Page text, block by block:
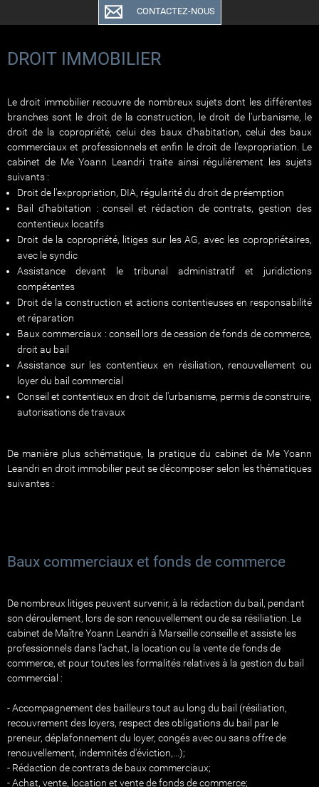
CONTACTEZ-NOUS
DROIT IMMOBILIER
Le droit immobilier recouvre de nombreux sujets dont les différentes
branches sont le droit de la construction, le droit de l'urbanisme, le
droit de la copropriété, celui des baux d'habitation, celui des baux
commerciaux et professionnels et enfin le droit de l'expropriation. Le
cabinet de Me Yoann Leandri traite ainsi régulièrement les sujets
suivants :
Droit de l'expropriation, DIA, régularité du droit de préemption
Bail d'habitation : conseil et rédaction de contrats, gestion des
contentieux locatifs
Droit de la copropriété, litiges sur les AG, avec les copropriétaires,
avec le syndic
Assistance devant le tribunal administratif et juridictions
compétentes
Droit de la construction et actions contentieuses en responsabilité
et réparation
Baux commerciaux : conseil lors de cession de fonds de commerce,
droit au bail
Assistance sur les contentieux en résiliation, renouvellement ou
loyer du bail commercial
Conseil et contentieux en droit de l'urbanisme, permis de construire,
autorisations de travaux
De manière plus schématique, la pratique du cabinet de Me Yoann
Leandri en droit immobilier peut se décomposer selon les thématiques
suivantes :
Baux commerciaux et fonds de commerce
De nombreux litiges peuvent survenir, à la rédaction du bail, pendant
son déroulement, lors de son renouvellement ou de sa résiliation. Le
cabinet de Maître Yoann Leandri à Marseille conseille et assiste les
professionnels dans l'achat, la location ou la vente de fonds de
commerce, et pour toutes les formalités relatives à la gestion du bail
commercial :
- Accompagnement des bailleurs tout au long du bail (résiliation,
recouvrement des loyers, respect des obligations du bail par le
preneur, déplafonnement du loyer, congés avec ou sans offre de
renouvellement, indemnités d'éviction,...);
- Rédaction de contrats de baux commerciaux;
- Achat, vente, location et vente de fonds de commerce;